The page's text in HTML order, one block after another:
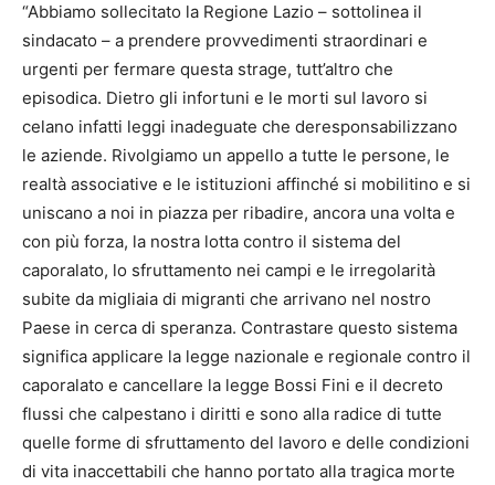
“Abbiamo sollecitato la Regione Lazio – sottolinea il
sindacato – a prendere provvedimenti straordinari e
urgenti per fermare questa strage, tutt’altro che
episodica. Dietro gli infortuni e le morti sul lavoro si
celano infatti leggi inadeguate che deresponsabilizzano
le aziende. Rivolgiamo un appello a tutte le persone, le
realtà associative e le istituzioni affinché si mobilitino e si
uniscano a noi in piazza per ribadire, ancora una volta e
con più forza, la nostra lotta contro il sistema del
caporalato, lo sfruttamento nei campi e le irregolarità
subite da migliaia di migranti che arrivano nel nostro
Paese in cerca di speranza. Contrastare questo sistema
significa applicare la legge nazionale e regionale contro il
caporalato e cancellare la legge Bossi Fini e il decreto
flussi che calpestano i diritti e sono alla radice di tutte
quelle forme di sfruttamento del lavoro e delle condizioni
di vita inaccettabili che hanno portato alla tragica morte